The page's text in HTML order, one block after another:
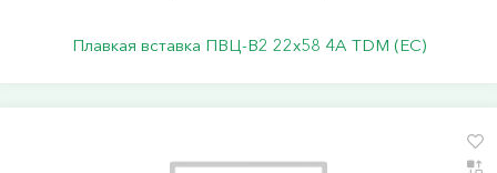
Плавкая вставка ПВЦ-В2 22х58 4А TDM (ЕС)